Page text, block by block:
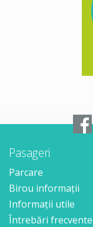
Pasageri
Parcare
Birou informații
Informații utile
Întrebări frecvente